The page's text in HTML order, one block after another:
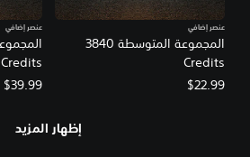
المجموعة المتوسطة ‎3840
Credits
عنصر إضافي
$22.99
Credits
عنصر إضافي
$39.99
إظهار المزيد